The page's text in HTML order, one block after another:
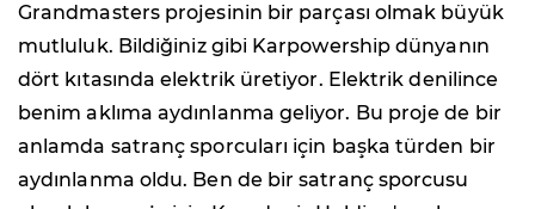
Grandmasters projesinin bir parçası olmak büyük
mutluluk. Bildiğiniz gibi Karpowership dünyanın
dört kıtasında elektrik üretiyor. Elektrik denilince
benim aklıma aydınlanma geliyor. Bu proje de bir
anlamda satranç sporcuları için başka türden bir
aydınlanma oldu. Ben de bir satranç sporcusu